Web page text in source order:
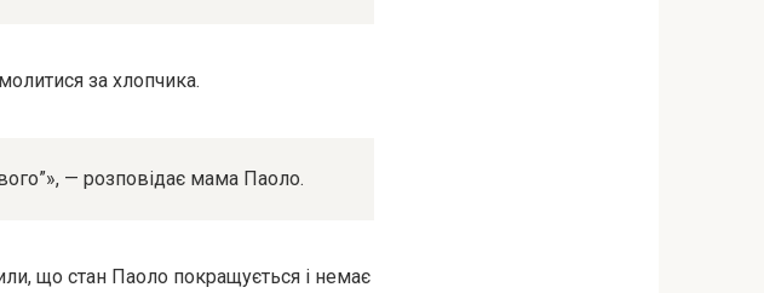
за хлопчика.
— розповідає мама Паоло.
що стан Паоло покращується і немає